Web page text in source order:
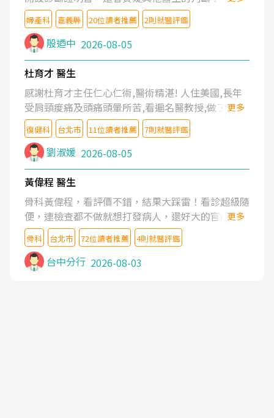
婦產科 嘉義縣 20位讀者推薦 2則就醫評鑑
殷迺中 2026-08-05
杜育才 醫生
感謝杜育才主任仁心仁術,醫術精湛! 人住美國,長年
受肩頸痠痛及頭痛頭暈所苦,看遍名醫教授,做了各種
檢查,也嘗試過西醫打針,中醫針灸及物理徒手治療都
沒有用,後來連吃到嗎啡類止痛藥都效果有限,只是壓
症狀,沒多久就痛起來,多年失眠嚴重影響生活品質.
台灣親友介紹忠孝醫院杜育才主任是頸頭症候群專
家,上網搜尋杜主任相關文章新聞跟網路評價之後,下
定決心飛回台北找杜醫師診治. 杜主任的乾針跟增生
治療真的很厲害,第一次乾針就覺得整個肩頸鬆開,回
家特別好睡,經過幾次治療,長年頑疾已經好了大半,杜
主任除了打針超厲害,還會一直交代要改善姿勢跟好
好做運動,看診態度親切溫暖,真的是不可多得的良醫,
大力推荐!
更多
復健科 台北市 11位讀者推薦 7則就醫評鑑
劉淑媛 2026-08-05
黃偉程 醫生
骨科黃偉程，看評價不錯，結果大踩雷！看診超級隨
便，連檢查都不做就想打發病人，還好大的官威 ...
想詢問病情還被陰陽怪氣嘲諷一番。可能好評帶來的
大頭症，變得自負不尊重病人。醫術也不行，畢竟連
檢查都懶得做，治療會有用才怪。大家避雷吧！
更多
骨科 台北市 72位讀者推薦 4則就醫評鑑
台中分行 2026-08-03